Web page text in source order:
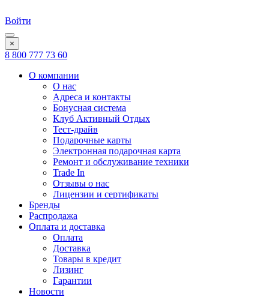
Войти
×
8 800 777 73 60
О компании
О нас
Адреса и контакты
Бонусная система
Клуб Активный Отдых
Тест-драйв
Подарочные карты
Электронная подарочная карта
Ремонт и обслуживание техники
Trade In
Отзывы о нас
Лицензии и сертификаты
Бренды
Распродажа
Оплата и доставка
Оплата
Доставка
Товары в кредит
Лизинг
Гарантии
Новости